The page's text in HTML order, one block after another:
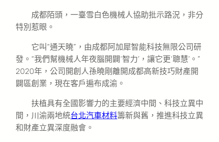
成都陌頭，一臺雪白色機械人協助批示路況，非分
特別惹眼。
它叫“通天曉”，由成都阿加犀智能科技無限公司研
發。“我們幫機械人年夜腦開闢‘智力’，讓它更‘聰慧’。”
2020年，公司開創人孫曉剛離開成都高新技巧財產開
闢區創業，現在客戶遍布成渝。
扶植具有全國影響力的主要經濟中間、科技立異中
間，川渝兩地統台北汽車材料籌新與舊，推進科技立異
和財產立異深度融會。